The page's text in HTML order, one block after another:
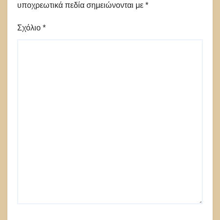
υποχρεωτικά πεδία σημειώνονται με *
Σχόλιο *